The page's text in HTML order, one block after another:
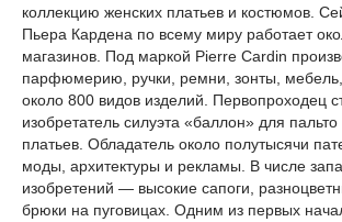
коллекцию женских платьев и костюмов.
Пьера Кардена по всему миру работает
магазинов. Под маркой Pierre Cardin
парфюмерию, ручки, ремни, зонты,
около 800 видов изделий. Первопроходец
изобретатель силуэта «баллон» для
платьев. Обладатель около полутысячи
моды, архитектуры и рекламы. В числе
изобретений — высокие сапоги,
брюки на пуговицах. Одним из первых